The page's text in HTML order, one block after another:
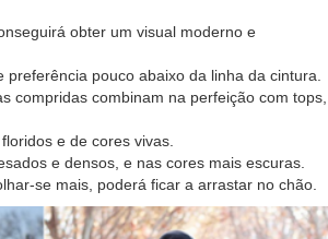
obter um visual moderno e
pouco abaixo da linha da cintura.
compridas combinam na perfeição com tops,
e de cores vivas.
e densos, e nas cores mais escuras.
se mais, poderá ficar a arrastar no chão.